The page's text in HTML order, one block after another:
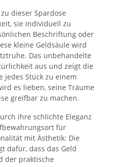
dieser Spardose
sie individuell zu
Beschriftung oder
kleine Geldsäule wird
Das unbehandelte
aus und zeigt die
jedes Stück zu einem
es lieben, seine Träume
greifbar zu machen.
ihre schlichte Eleganz
für
mit Ästhetik: Die
dafür, dass das Geld
der praktische